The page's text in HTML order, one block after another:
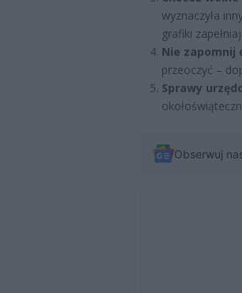
wyznaczyła
grafiki
Nie zapomnij
przeoczyć –
Sprawy
Obserwuj